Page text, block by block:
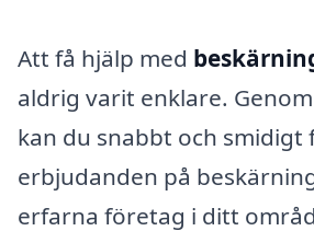
Att få hjälp med
aldrig varit enklare.
kan du snabbt och smidigt
erbjudanden på
erfarna företag i ditt